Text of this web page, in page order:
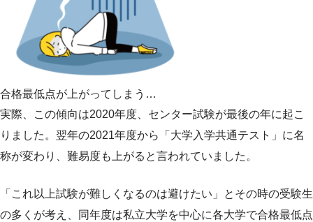
合格最低点が上がってしまう…
実際、この傾向は2020年度、センター試験が最後の年に起こ
りました。翌年の2021年度から「大学入学共通テスト」に名
称が変わり、難易度も上がると言われていました。
「これ以上試験が難しくなるのは避けたい」とその時の受験生
の多くが考え、同年度は私立大学を中心に各大学で合格最低点